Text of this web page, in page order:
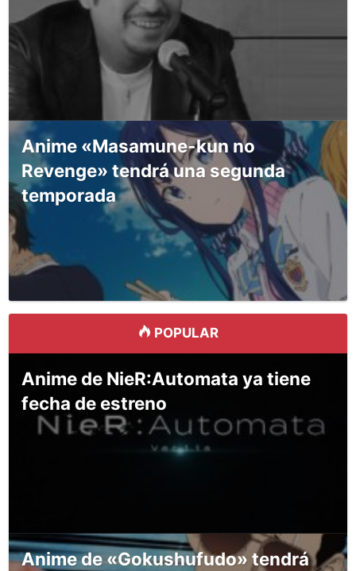
Anime «Masamune-kun no
Revenge» tendrá una segunda
temporada
POPULAR
Anime de NieR:Automata ya tiene
fecha de estreno
Anime de «Gokushufudo» tendrá